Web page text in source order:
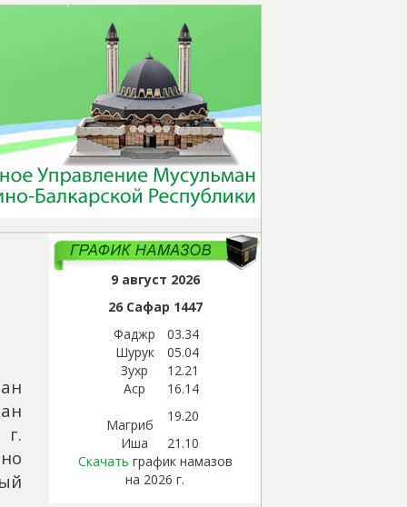
9 август 2026
26 Сафар 1447
Фаджр
03.34
Шурук
05.04
Зухр
12.21
Аср
16.14
Магриб
19.20
Иша
21.10
Скачать график намазов
на 2026 г.